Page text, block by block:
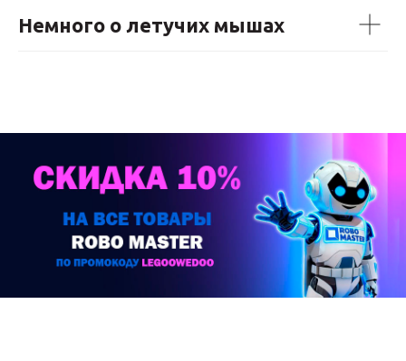
Немного о летучих мышах